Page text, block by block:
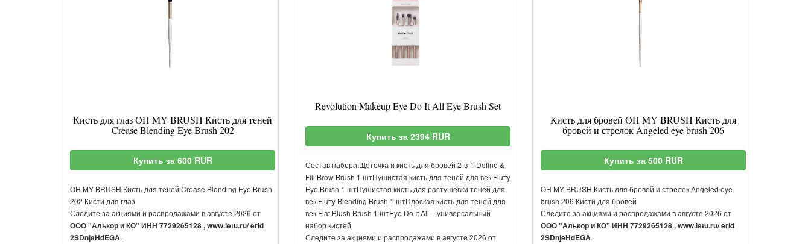
Кисть для глаз OH MY BRUSH Кисть для теней
Crease Blending Eye Brush 202
Купить за 600 RUR
OH MY BRUSH Кисть для теней Crease Blending Eye Brush
202 Кисти для глаз
Следите за акциями и распродажами в августе 2026 от
ООО "Алькор и КО" ИНН 7729265128 , www.letu.ru/ erid
2SDnjeHdEGA.
Revolution Makeup Eye Do It All Eye Brush Set
Купить за 2394 RUR
Состав набора:Щёточка и кисть для бровей 2-в-1 Define &
Fill Brow Brush 1 штПушистая кисть для теней для век Fluffy
Eye Brush 1 штПушистая кисть для растушёвки теней для
век Fluffy Blending Brush 1 штПлоская кисть для теней для
век Flat Blush Brush 1 штEye Do It All – универсальный
набор кистей
Следите за акциями и распродажами в августе 2026 от
Кисть для бровей OH MY BRUSH Кисть для
бровей и стрелок Angeled eye brush 206
Купить за 500 RUR
OH MY BRUSH Кисть для бровей и стрелок Angeled eye
brush 206 Кисти для бровей
Следите за акциями и распродажами в августе 2026 от
ООО "Алькор и КО" ИНН 7729265128 , www.letu.ru/ erid
2SDnjeHdEGA.